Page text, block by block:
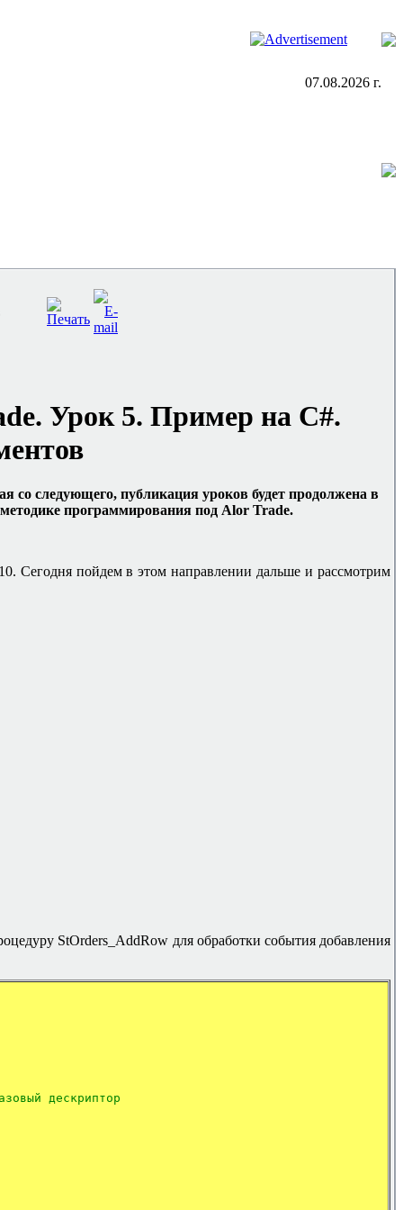
07.08.2026 г.
Урок 5. Пример на C#.
со следующего, публикация уроков будет продолжена в
программирования под Alor Trade.
Сегодня пойдем в этом направлении дальше и рассмотрим
StOrders_AddRow для обработки события добавления
дескриптор